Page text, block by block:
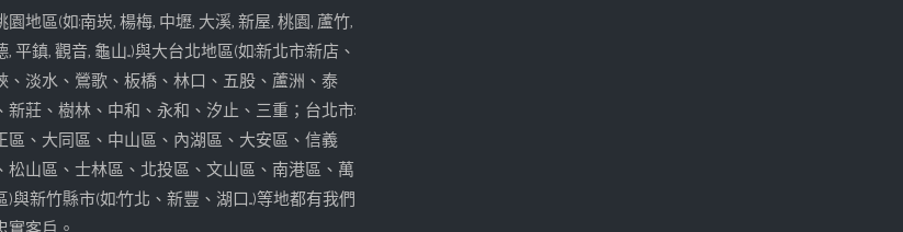
園地區(如:南崁, 楊梅, 中壢, 大溪, 新屋, 桃園, 蘆竹,
, 平鎮, 觀音, 龜山...)與大台北地區(如:新北市:新店、
、淡水、鶯歌、板橋、林口、五股、蘆洲、泰
新莊、樹林、中和、永和、汐止、三重；台北市:
區、大同區、中山區、內湖區、大安區、信義
松山區、士林區、北投區、文山區、南港區、萬
)與新竹縣市(如:竹北、新豐、湖口...)等地都有我們